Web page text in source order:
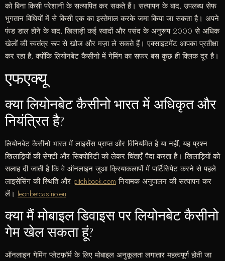
को बिना किसी परेशानी के सत्यापित कर सकते हैं। सत्यापन के बाद, उपलब्ध सेफ
भुगतान विधियों में से किसी एक का इस्तेमाल करके जमा किया जा सकता है। अपने
फंड डाल होने के बाद, खिलाड़ी कई स्वादों और पसंद के अनुरूप 2000 से अधिक
खेलों की स्वतंत्र रूप से खोज और मज़ा ले सकते हैं। एक्साइटमेंट आपका प्रतीक्षा
कर रहा है, क्योंकि लियोनबेट कैसीनो में गेमिंग का सफर बस कुछ ही क्लिक दूर है।
एफएक्यू
क्या लियोनबेट कैसीनो भारत में अधिकृत और
नियंत्रित है?
लियोनबेट कैसीनो भारत में लाइसेंस प्राप्त और विनियमित है या नहीं, यह प्रश्न
खिलाड़ियों की सेफ्टी और सिक्योरिटी को लेकर चिंताएँ पैदा करता है। खिलाड़ियों को
सलाह दी जाती है कि वे ऑनलाइन जुआ क्रियाकलापों में पार्टिसिपेट करने से पहले
लाइसेंसिंग की स्थिति और pitchbook.comनियामक अनुपालन की सत्यापन कर
लें। leonbetcasino.eu
क्या मैं मोबाइल डिवाइस पर लियोनबेट कैसीनो
गेम खेल सकता हूं?
ऑनलाइन गेमिंग प्लेटफ़ॉर्म के लिए मोबाइल अनुकूलता लगातार महत्वपूर्ण होती जा